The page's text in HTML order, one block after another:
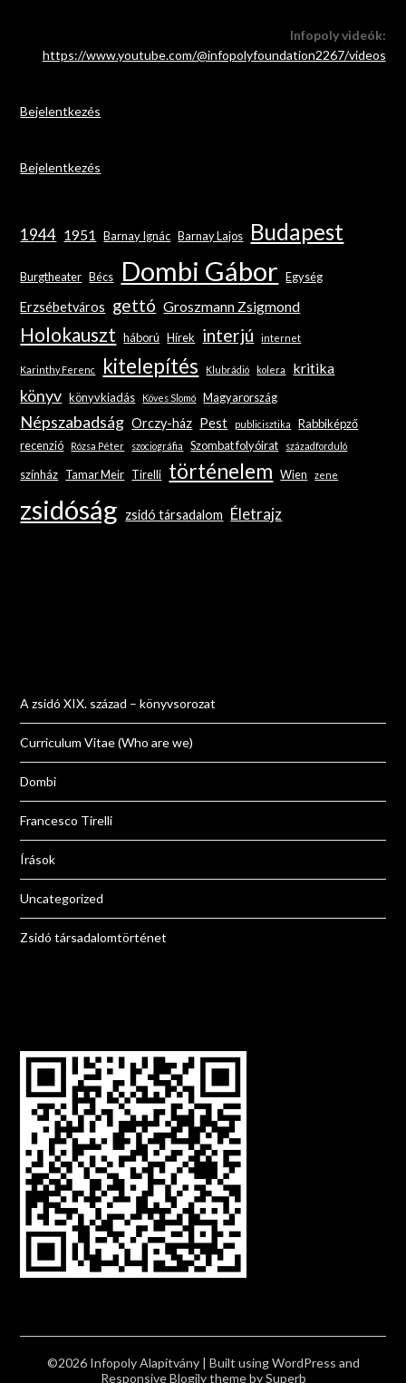
Infopoly videók:
https://www.youtube.com/@infopolyfoundation2267/videos
Bejelentkezés
Bejelentkezés
1944 1951 Barnay Ignác Barnay Lajos Budapest
Burgtheater Bécs Dombi Gábor Egység
Erzsébetváros gettó Groszmann Zsigmond
Holokauszt háború Hírek interjú internet
Karinthy Ferenc kitelepítés Klubrádió kolera kritika
könyv könyvkiadás Köves Slomó Magyarország
Népszabadság Orczy-ház Pest publicisztika
Rabbiképző
recenzió
Rózsa Péter szociográfia Szombat folyóirat századforduló
színház Tamar Meir Tirelli történelem Wien zene
zsidóság zsidó társadalom Életrajz
A zsidó XIX. század – könyvsorozat
Curriculum Vitae (Who are we)
Dombi
Francesco Tirelli
Írások
Uncategorized
Zsidó társadalomtörténet
©2026 Infopoly Alapítvány | Built using WordPress and
Responsive Blogilytheme by Superb